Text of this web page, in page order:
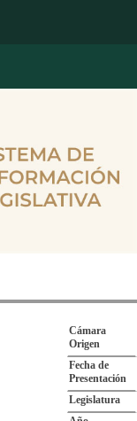
Cámara
Origen
Fecha de
Presentación
Legislatura